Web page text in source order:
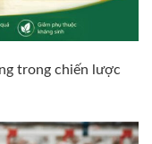
trong chiến lược